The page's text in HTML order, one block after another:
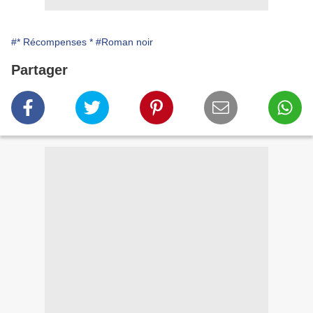
#* Récompenses * #Roman noir
Partager